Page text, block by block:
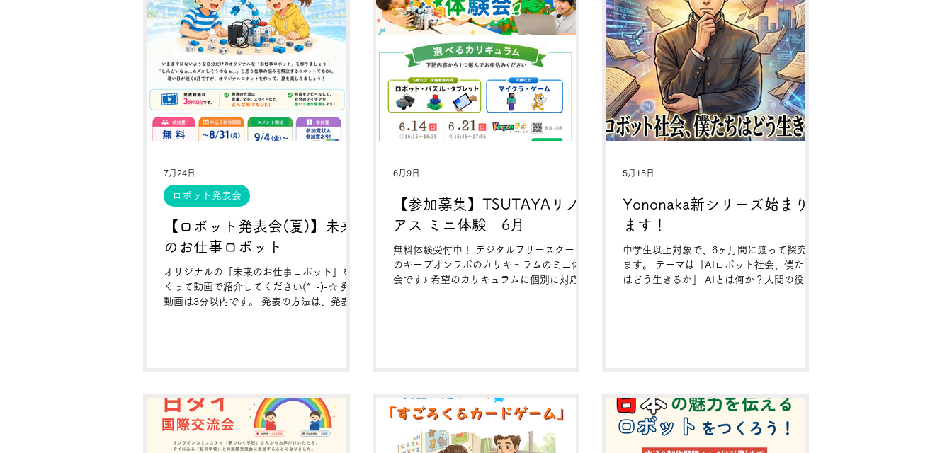
【ロボット発表会(夏)】未来
のお仕事ロボット
オリジナルの「未来のお仕事ロボット」をつ
くって動画で紹介してください(^_-)-☆ 発表
動画は3分以内です。 発表の方法は、発表シ
ところは？ いままでにないような自分だけ
のオリジナルな「お仕事ロボット」を作りま
しょう！ 「しんどいなぁ…ムズかしそうや
なぁ…」と思う仕事の悩みを解決するロボッ
ロボット発表会
7月24日
【参加募集】TSUTAYAリノ
アス ミニ体験 6月
無料体験受付中！ デジタルフリースクール
のキープオンラボのカリキュラムのミニ体験
会です♪ 希望のカリキュラムに個別に対応い
対象：5歳以上（保護者同伴） ②マイクラ・
ゲーム 対象：8歳以上 お子様の将来に役立つ
プログラミングの基礎を、遊びながら楽しく
学べるこの機会をお見逃しなく！ 各回1名様
6月9日
Yononaka新シリーズ始まり
ます！
中学生以上対象で、6ヶ月間に渡って探究し
ます。 テーマは「AIロボット社会、僕たち
はどう生きるか」 AIとは何か？人間の役割
5月15日